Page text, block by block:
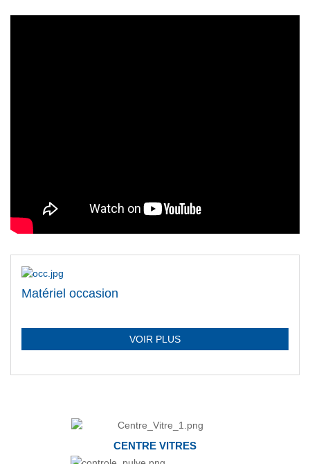
Matériel occasion
VOIR PLUS
CENTRE VITRES